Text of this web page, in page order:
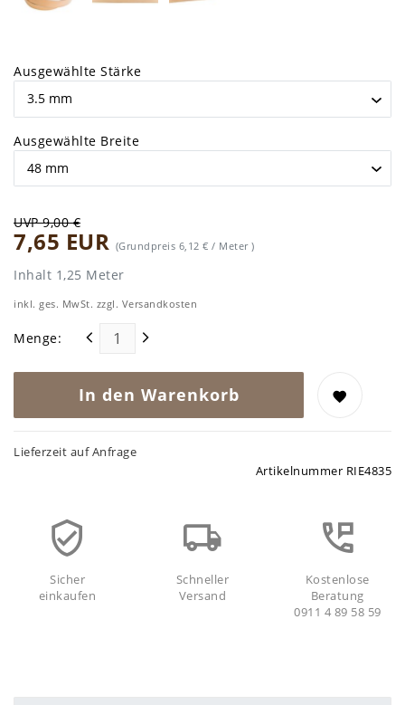
Ausgewählte Stärke
Ausgewählte Breite
UVP 9,00 €
7,65 EUR (Grundpreis 6,12 € / Meter )
Inhalt 1,25 Meter
inkl. ges. MwSt. zzgl. Versandkosten
Menge:
In den Warenkorb
Lieferzeit auf Anfrage
Artikelnummer RIE4835
Sicher
einkaufen
Schneller
Versand
Kostenlose
Beratung
0911 4 89 58 59